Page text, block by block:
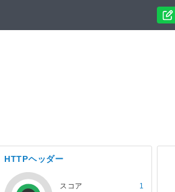
HTTPヘッダー
スコア
1